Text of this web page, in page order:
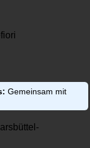
Gemeinsam mit